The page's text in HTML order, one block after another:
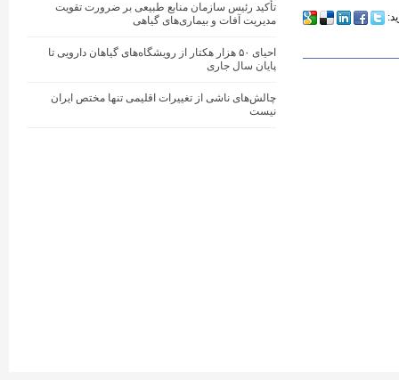
تأکید رئیس سازمان منابع طبیعی بر ضرورت تقویت
مدیریت آفات و بیماری‌های گیاهی
احیای ۵۰ هزار هکتار از رویشگاه‌های گیاهان دارویی تا
پایان سال جاری
چالش‌های ناشی از تغییرات اقلیمی تنها مختص ایران
نیست